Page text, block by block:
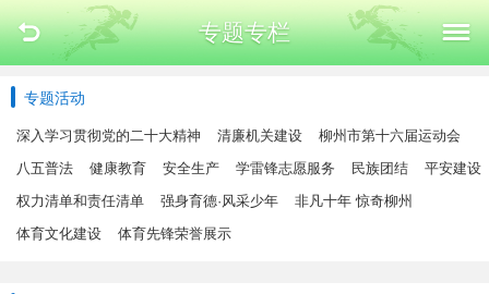
专题专栏
专题活动
深入学习贯彻党的二十大精神 清廉机关建设
柳州市第十六届运动会
八五普法
健康教育 安全生产 学雷锋志愿服务 民族团结
平安建设
权力清单和责任清单
强身育德·风采少年
非凡十年 惊奇柳州
体育文化建设
体育先锋荣誉展示